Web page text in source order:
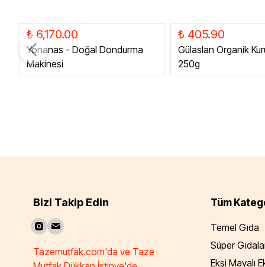
₺ 6,170.00
Yonanas - Doğal Dondurma
Makinesi
₺ 405.90
Gülaslan Organik
250g
Bizi Takip Edin
Tazemutfak.com'da ve Taze
Tüm
Temel Gıda
Süper
Ekşi Mayalı